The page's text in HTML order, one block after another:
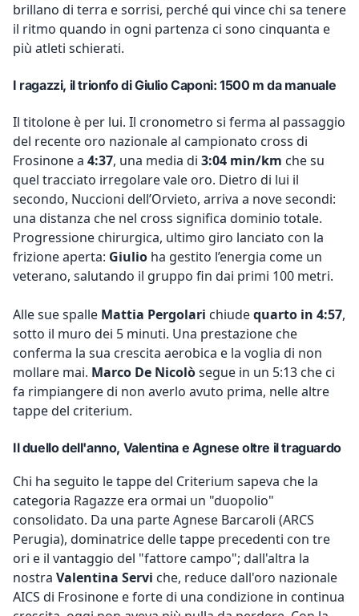
brillano di terra e sorrisi, perché qui vince chi sa tenere
il ritmo quando in ogni partenza ci sono cinquanta e
più atleti schierati.
I ragazzi, il trionfo di Giulio Caponi: 1500 m da manuale
Il titolone è per lui. Il cronometro si ferma al passaggio
del recente oro nazionale al campionato cross di
Frosinone a 4:37, una media di 3:04 min/km che su
quel tracciato irregolare vale oro. Dietro di lui il
secondo, Nuccioni dell’Orvieto, arriva a nove secondi:
una distanza che nel cross significa dominio totale.
Progressione chirurgica, ultimo giro lanciato con la
frizione aperta: Giulio ha gestito l’energia come un
veterano, salutando il gruppo fin dai primi 100 metri.
Alle sue spalle Mattia Pergolari chiudequarto in 4:57,
sotto il muro dei 5 minuti. Una prestazione che
conferma la sua crescita aerobica e la voglia di non
mollare mai. Marco De Nicolòsegue in un 5:13 che ci
fa rimpiangere di non averlo avuto prima, nelle altre
tappe del criterium.
Il duello dell'anno, Valentina e Agnese oltre il traguardo
Chi ha seguito le tappe del Criterium sapeva che la
categoria Ragazze era ormai un "duopolio"
consolidato. Da una parte Agnese Barcaroli (ARCS
Perugia), dominatrice delle tappe precedenti con tre
ori e il vantaggio del "fattore campo"; dall'altra la
nostra Valentina Servi che, reduce dall'oro nazionale
AICS di Frosinone e forte di una condizione in continua